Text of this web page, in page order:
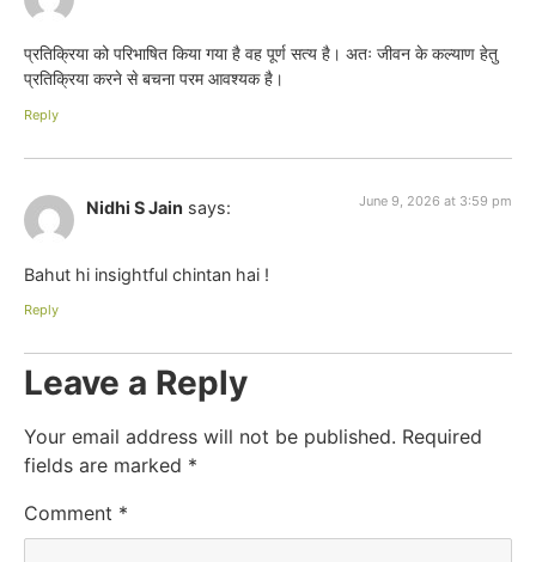
प्रतिक्रिया को परिभाषित किया गया है वह पूर्ण सत्य है। अतः जीवन के कल्याण हेतु
प्रतिक्रिया करने से बचना परम आवश्यक है।
Reply
Nidhi S Jain says: June 9, 2026 at 3:59 pm
Bahut hi insightful chintan hai !
Reply
Leave a Reply
Your email address will not be published. Required
fields are marked *
Comment *